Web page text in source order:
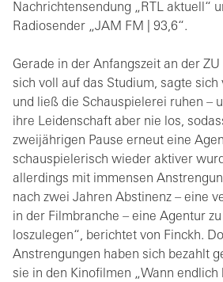
Nachrichtensendung „RTL aktuell“
Radiosender „JAM FM | 93,6“.
Gerade in der Anfangszeit an der
sich voll auf das Studium, sagte
und ließ die Schauspielerei ruhen –
ihre Leidenschaft aber nie los,
zweijährigen Pause erneut eine
schauspielerisch wieder aktiver
allerdings mit immensen
nach zwei Jahren Abstinenz – eine
in der Filmbranche – eine Agentur
loszulegen“, berichtet von Finckh.
Anstrengungen haben sich bezahlt
sie in den Kinofilmen „Wann endlich